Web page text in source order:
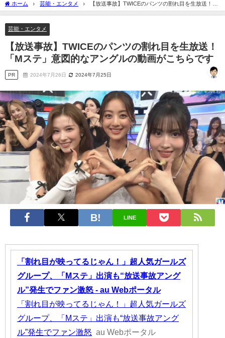
ホーム 芸能・エンタメ
【放送事故】TWICEのパンツの割れ目を生放送！
「Mステ」意図的なアングルの動画がこちらです
芸能・エンタメ
【放送事故】TWICEのパンツの割れ目を生放送！
「Mステ」意図的なアングルの動画がこちらです
PR 2024年7月26日 2024年7月25日
LINE
「割れ目が映ってるじゃん！」超人気ガールズ
グループ、「Mステ」出演も“放送事故アング
ル”発生でファン激怒 - au Webポータル
「割れ目が映ってるじゃん！」超人気ガールズ
グループ、「Mステ」出演も“放送事故アング
ル”発生でファン激怒 au Webポータル